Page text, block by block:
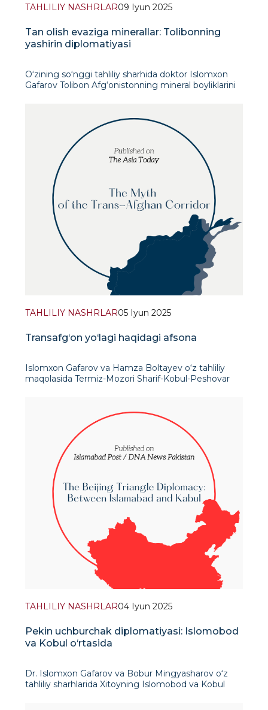
TAHLILIY NASHRLAR09 Iyun 2025
Tan olish evaziga minerallar: Tolibonning
yashirin diplomatiyasi
O‘zining so‘nggi tahliliy sharhida doktor Islomxon
Gafarov Tolibon Afg‘onistonning mineral boyliklarini
yordamning to‘xtatilishi, mablag&lsqu
TAHLILIY NASHRLAR05 Iyun 2025
Transafg‘on yo‘lagi haqidagi afsona
Islomxon Gafarov va Hamza Boltayev o‘z tahliliy
maqolasida Termiz-Mozori Sharif-Kobul-Peshovar
taqdim etilsa-da, u hamo
TAHLILIY NASHRLAR04 Iyun 2025
Pekin uchburchak diplomatiyasi: Islomobod
va Kobul o‘rtasida
Dr. Islomxon Gafarov va Bobur Mingyasharov o‘z
tahliliy sharhlarida Xitoyning Islomobod va Kobul